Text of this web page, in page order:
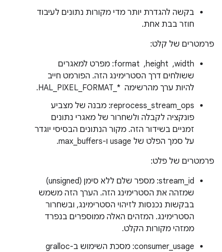
בקשה להגדרת יותר מדי מקורות נתונים לעיבוד
חוזר בבת אחת.
פרמטרים של קלט:
width, ‏ height, ‏ format: מפרט למאגרים
ששולחים דרך הסטרימינג הזה. הפורמט חייב
להיות ערך מהרשימה HAL_PIXEL_FORMAT_* ‎.
reprocess_stream_ops: מבנה של מצביע
פונקציה לקבלה ולשחרור של מאגרי נתונים
זמניים בשידור הזה. מקור הנתונים הבסיסי יוגדר
על סמך הפלט של usage ו-max_buffers.
פרמטרים של פלט:
stream_id: מספר שלם ללא סימן (unsigned)
שמזהה את הסטרימינג הזה. הערך הזה משמש
בבקשות נכנסות לזיהוי הסטרימינג, ובשחרור
הסטרימינג. המזהים האלה ממוספרים בנפרד
ממזהי מקורות הקלט.
consumer_usage: מסכת השימוש ב-gralloc